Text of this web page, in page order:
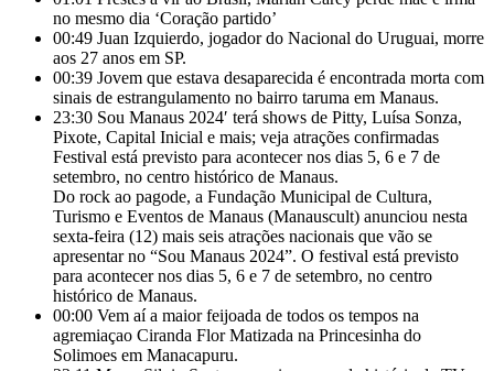
no mesmo dia ‘Coração partido’
00:49 Juan Izquierdo, jogador do Nacional do Uruguai, morre
aos 27 anos em SP.
00:39 Jovem que estava desaparecida é encontrada morta com
sinais de estrangulamento no bairro taruma em Manaus.
23:30 Sou Manaus 2024′ terá shows de Pitty, Luísa Sonza,
Pixote, Capital Inicial e mais; veja atrações confirmadas
Festival está previsto para acontecer nos dias 5, 6 e 7 de
setembro, no centro histórico de Manaus.
Do rock ao pagode, a Fundação Municipal de Cultura,
Turismo e Eventos de Manaus (Manauscult) anunciou nesta
sexta-feira (12) mais seis atrações nacionais que vão se
apresentar no “Sou Manaus 2024”. O festival está previsto
para acontecer nos dias 5, 6 e 7 de setembro, no centro
histórico de Manaus.
00:00 Vem aí a maior feijoada de todos os tempos na
agremiaçao Ciranda Flor Matizada na Princesinha do
Solimoes em Manacapuru.